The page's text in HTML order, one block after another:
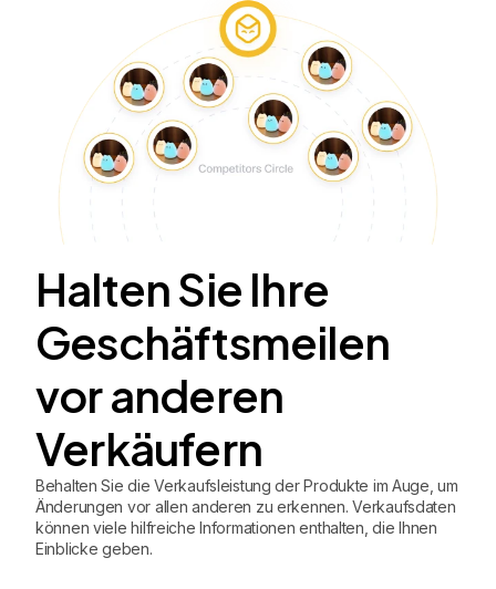
Halten Sie Ihre
Geschäftsmeilen
vor anderen
Verkäufern
Behalten Sie die Verkaufsleistung der Produkte im Auge, um
Änderungen vor allen anderen zu erkennen. Verkaufsdaten
können viele hilfreiche Informationen enthalten, die Ihnen
Einblicke geben.